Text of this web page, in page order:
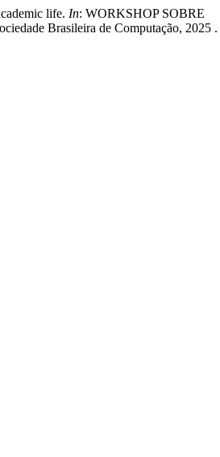
life. In: WORKSHOP SOBRE
Brasileira de Computação, 2025